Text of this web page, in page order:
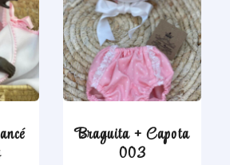
Braguita + Capota
003